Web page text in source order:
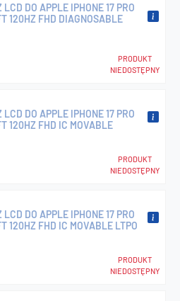
DO APPLE IPHONE 17 PRO
120HZ FHD DIAGNOSABLE
PRODUKT
NIEDOSTĘPNY
DO APPLE IPHONE 17 PRO
120HZ FHD IC MOVABLE
PRODUKT
NIEDOSTĘPNY
DO APPLE IPHONE 17 PRO
120HZ FHD IC MOVABLE LTPO
PRODUKT
NIEDOSTĘPNY